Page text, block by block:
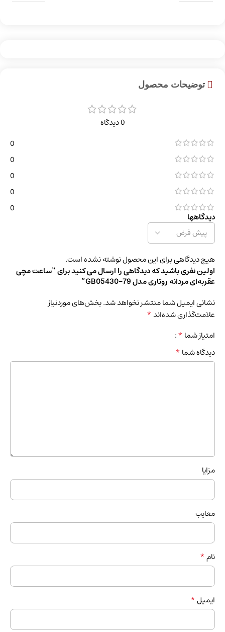
توضیحات محصول
0 دیدگاه
0
0
0
0
0
دیدگاهها
هیچ دیدگاهی برای این محصول نوشته نشده است.
اولین نفری باشید که دیدگاهی را ارسال می کنید برای “ساعت مچی
عقربه‌ای مردانه روتاری مدل GB05430-79”
نشانی ایمیل شما منتشر نخواهد شد.بخش‌های موردنیاز
علامت‌گذاری شده‌اند*
امتیاز شما*
دیدگاه شما*
مزایا
معایب
نام*
ایمیل*